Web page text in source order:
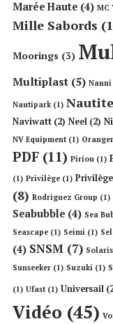
Marée Haute (4) MC
Mille Sabords
Moorings (3)
Multiplast (5) Nanni
Nautipark(1)
Naviwatt (2) Neel (2)
NV Equipment(1)
PDF (11) Piriou (1)
(1) Privilège (1)
(8) Rodriguez Group (1)
Seabubble (4) Sea
Seascape (1) Seimi (1)
(4) SNSM (7) Solaris
Sunseeker (1) Suzuki (1)
(1) Ufast(1) Universail
Vidéo (45)